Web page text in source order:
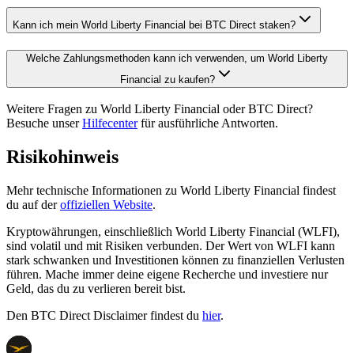
Kann ich mein World Liberty Financial bei BTC Direct staken?
Welche Zahlungsmethoden kann ich verwenden, um World Liberty
Financial zu kaufen?
Weitere Fragen zu World Liberty Financial oder BTC Direct?
Besuche unserHilfecenterfür ausführliche Antworten.
Risikohinweis
Mehr technische Informationen zu World Liberty Financial findest
du auf deroffiziellen Website.
Kryptowährungen, einschließlich World Liberty Financial (WLFI),
sind volatil und mit Risiken verbunden. Der Wert von WLFI kann
stark schwanken und Investitionen können zu finanziellen Verlusten
führen. Mache immer deine eigene Recherche und investiere nur
Geld, das du zu verlieren bereit bist.
Den BTC Direct Disclaimer findest du hier.